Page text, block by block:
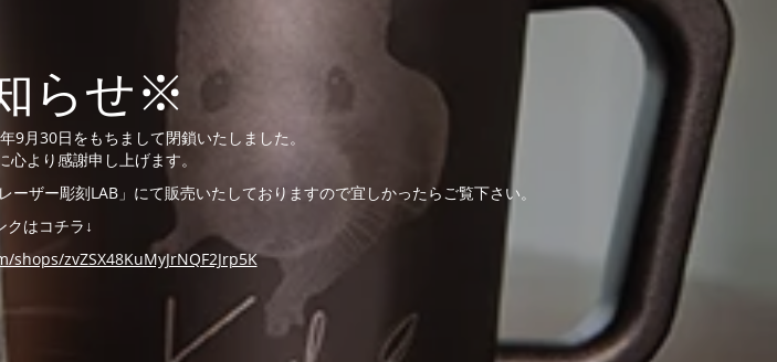
らせ※
9月30日をもちまして閉鎖いたしました。
心より感謝申し上げます。
ザー彫刻LAB」にて販売いたしておりますので宜しかったらご覧下さい。
クはコチラ↓
zvZSX48KuMyJrNQF2Jrp5K